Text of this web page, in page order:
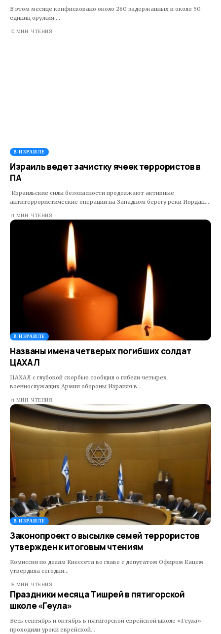
В этом месяце конфисковано около 260 задержанных и около 50
единиц оружия:…
0 МИН. ЧТЕНИЯ
В ИЗРАИЛЕ
Израиль ведет зачистку ячеек террористов в
ПА
Израильские силы безопасности продолжают активные
антитеррористические операции на Западном берегу реки Иордан.…
1 МИН. ЧТЕНИЯ
В ИЗРАИЛЕ
Названы имена четверых погибших солдат
ЦАХАЛ
ЦАХАЛ с глубокой скорбью сообщил о гибели четырех
военнослужащих Армии обороны Израиля в…
1 МИН. ЧТЕНИЯ
В ИЗРАИЛЕ
Законопроект о высылке семей террористов
утвержден к итоговым чтениям
Комиссия по делам Кнессета во главе с депутатом Офиром Кацем
утвердила сегодня…
6 МИН. ЧТЕНИЯ
Праздники месяца Тишрей в пятигорской
школе «Геула»
Весь сентябрь и октябрь в пятигорской еврейской школе «Геула»
проходили уроки еврейской…